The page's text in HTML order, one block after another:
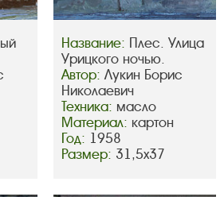
Название: Плес. Улица
Урицкого ночью.
Автор: Лукин Борис
Николаевич
Техника: масло
Материал: картон
Год: 1958
Размер: 31,5х37